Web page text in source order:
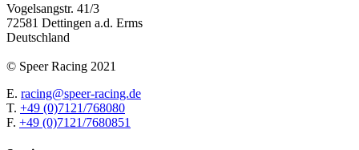
Vogelsangstr. 41/3
72581 Dettingen a.d. Erms
Deutschland
© Speer Racing 2021
E. racing@speer-racing.de
T. +49 (0)7121/768080
F. +49 (0)7121/7680851